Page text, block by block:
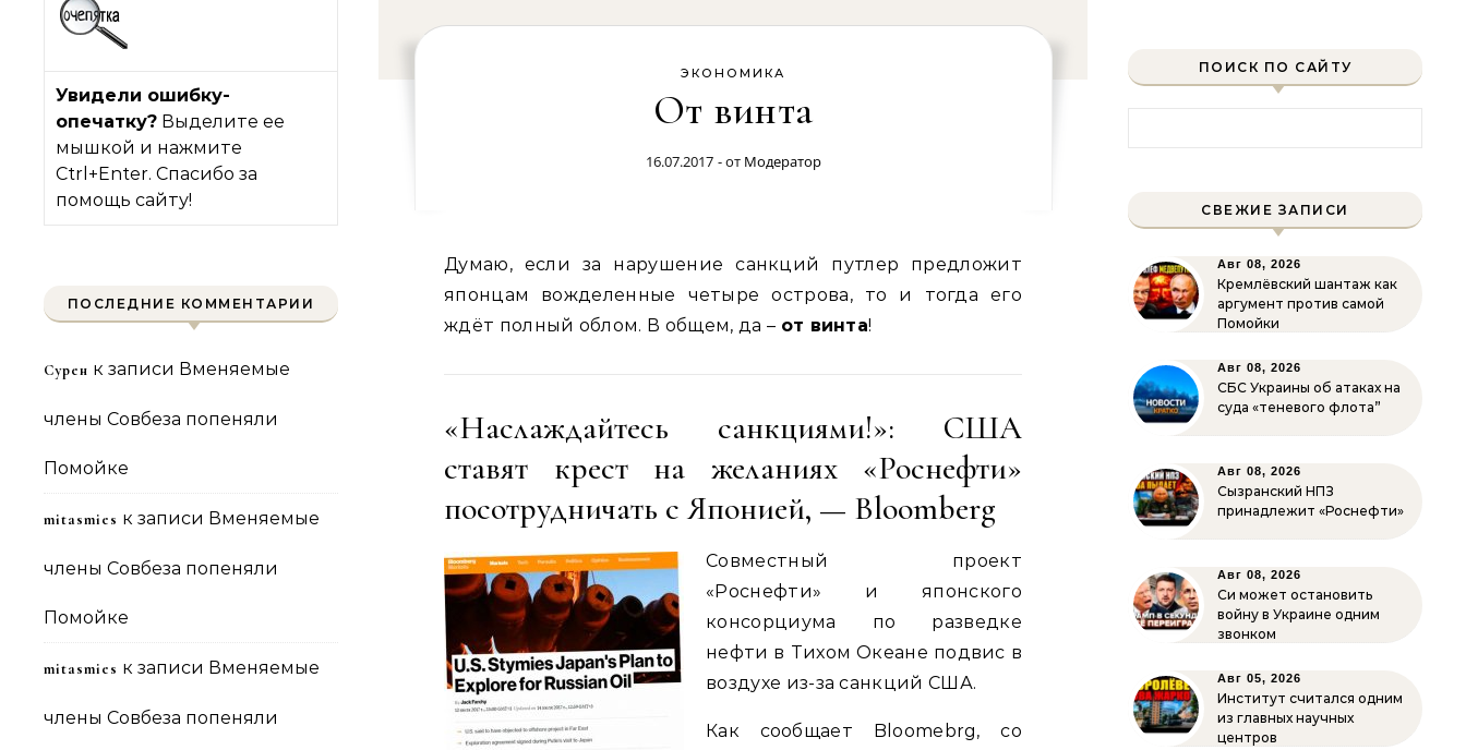
Увидели ошибку-
опечатку? Выделите ее
мышкой и нажмите
Ctrl+Enter. Спасибо за
помощь сайту!
ПОСЛЕДНИЕ КОММЕНТАРИИ
Сурен к записи Вменяемые
члены Совбеза попеняли
Помойке
mitasmies к записи Вменяемые
члены Совбеза попеняли
Помойке
mitasmies к записи Вменяемые
члены Совбеза попеняли
ЭКОНОМИКА
От винта
16.07.2017 - от Модератор
Думаю, если за нарушение санкций путлер предложит
японцам вожделенные четыре острова, то и тогда его
ждёт полный облом. В общем, да – от винта!
«Наслаждайтесь санкциями!»: США
ставят крест на желаниях «Роснефти»
посотрудничать с Японией, — Bloomberg
Совместный проект
«Роснефти» и японского
консорциума по разведке
нефти в Тихом Океане подвис в
воздухе из-за санкций США.
Как сообщает Bloomebrg, со
ПОИСК ПО САЙТУ
СВЕЖИЕ ЗАПИСИ
Авг 08, 2026
Кремлёвский шантаж как
аргумент против самой
Помойки
Авг 08, 2026
СБС Украины об атаках на
суда «теневого флота”
Авг 08, 2026
Сызранский НПЗ
принадлежит «Роснефти»
Авг 08, 2026
Си может остановить
войну в Украине одним
звонком
Авг 05, 2026
Институт считался одним
из главных научных
центров